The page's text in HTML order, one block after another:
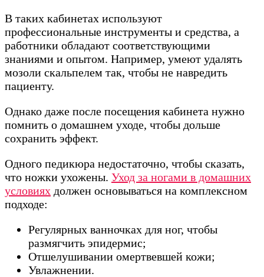
В таких кабинетах используют
профессиональные инструменты и средства, а
работники обладают соответствующими
знаниями и опытом. Например, умеют удалять
мозоли скальпелем так, чтобы не навредить
пациенту.
Однако даже после посещения кабинета нужно
помнить о домашнем уходе, чтобы дольше
сохранить эффект.
Одного педикюра недостаточно, чтобы сказать,
что ножки ухожены. Уход за ногами в домашних
условиях должен основываться на комплексном
подходе:
Регулярных ванночках для ног, чтобы
размягчить эпидермис;
Отшелушивании омертвевшей кожи;
Увлажнении.